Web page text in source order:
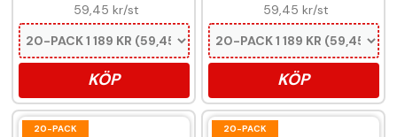
59,45 kr/st
KÖP
59,45 kr/st
KÖP
20-PACK 20-PACK